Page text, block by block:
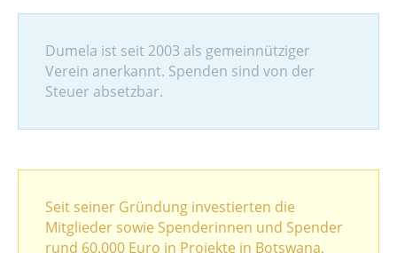
Dumela ist seit 2003 als gemeinnütziger
Verein anerkannt. Spenden sind von der
Steuer absetzbar.
Seit seiner Gründung investierten die
Mitglieder sowie Spenderinnen und Spender
rund 60.000 Euro in Projekte in Botswana,